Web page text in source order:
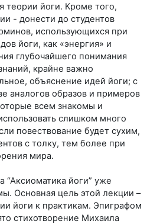
теории йоги. Кроме того,
- донести до студентов
использующихся при
йоги, как «энергия» и
глубочайшего понимания
крайне важно
объяснение идей йоги; с
аналогов образов и примеров
всем знакомы и
слишком много
повествование будет сухим,
с толку, тем более при
мира.
йоги” уже
Основная цель этой лекции –
йоги к практикам. Эпиграфом
стихотворение Михаила